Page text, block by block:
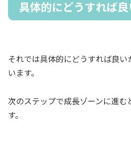
具体的にどうすれば良
それでは具体的にどうすれば良
います。
次のステップで成長ゾーンに進む
す。